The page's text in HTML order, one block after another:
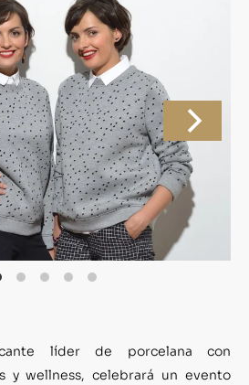
líder de porcelana con
y wellness, celebrará un evento